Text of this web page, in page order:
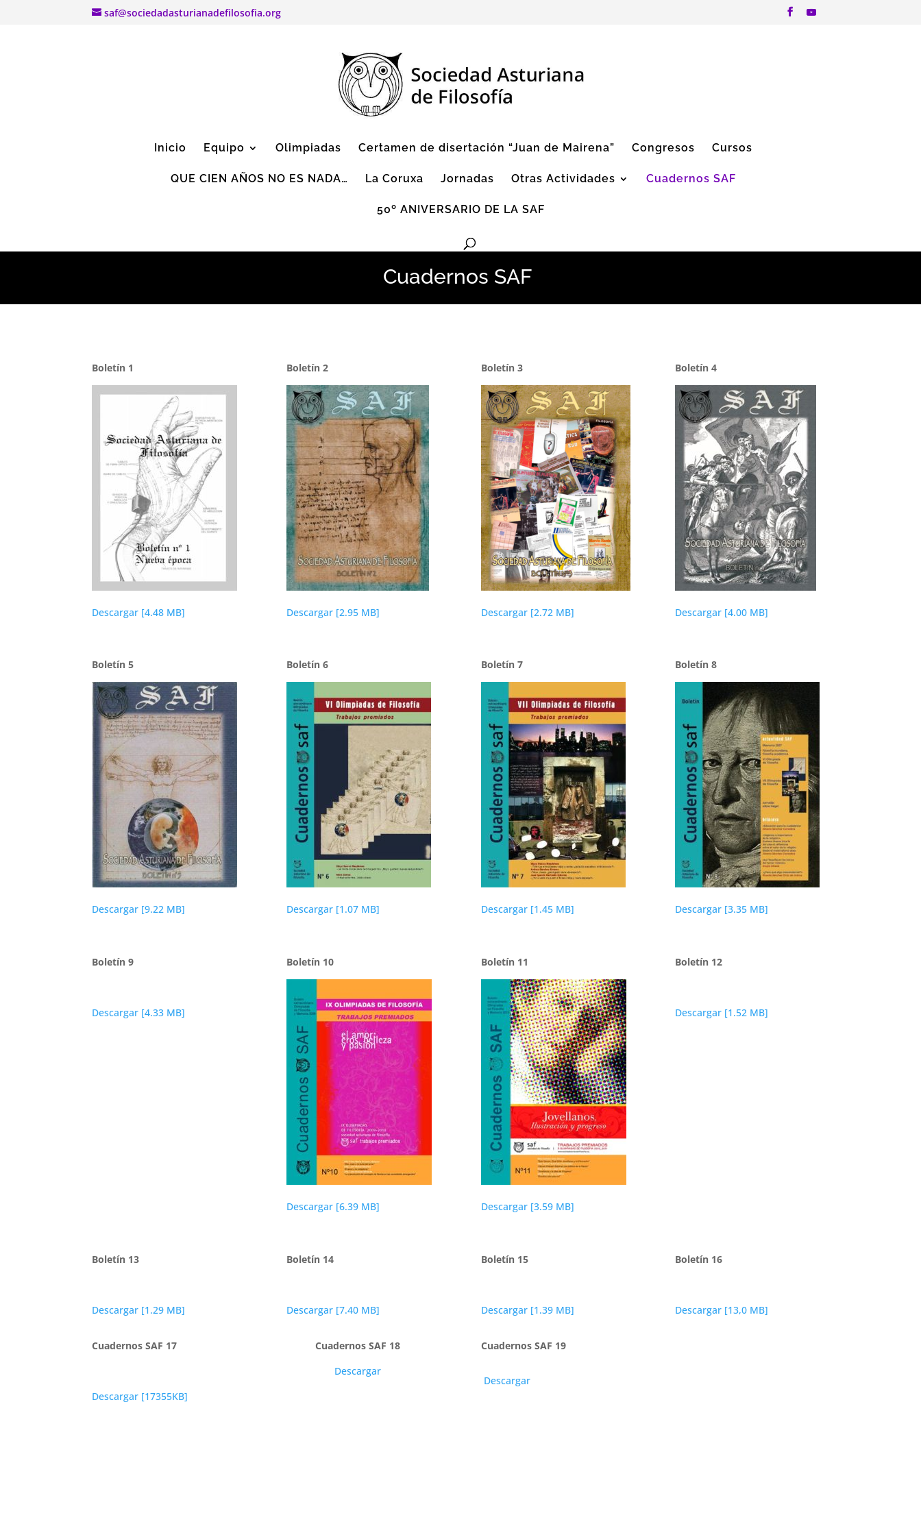
saf@sociedadasturianadefilosofia.org
Inicio Equipo Olimpiadas Certamen de disertación “Juan de Mairena” Congresos Cursos
QUE CIEN AÑOS NO ES NADA… La Coruxa Jornadas Otras Actividades Cuadernos SAF
50º ANIVERSARIO DE LA SAF
Cuadernos SAF
Boletín 1
Descargar [4.48 MB]
Boletín 2
Descargar [2.95 MB]
Boletín 3
Descargar [2.72 MB]
Boletín 4
Descargar [4.00 MB]
Boletín 5
Descargar [9.22 MB]
Boletín 6
Descargar [1.07 MB]
Boletín 7
Descargar [1.45 MB]
Boletín 8
Descargar [3.35 MB]
Boletín 9
Descargar [4.33 MB]
Boletín 10
Descargar [6.39 MB]
Boletín 11
Descargar [3.59 MB]
Boletín 12
Descargar [1.52 MB]
Boletín 13
Descargar [1.29 MB]
Cuadernos SAF 17
Descargar [17355KB]
Boletín 14
Descargar [7.40 MB]
Cuadernos SAF 18
Descargar
Boletín 15
Descargar [1.39 MB]
Cuadernos SAF 19
Descargar
Boletín 16
Descargar [13,0 MB]